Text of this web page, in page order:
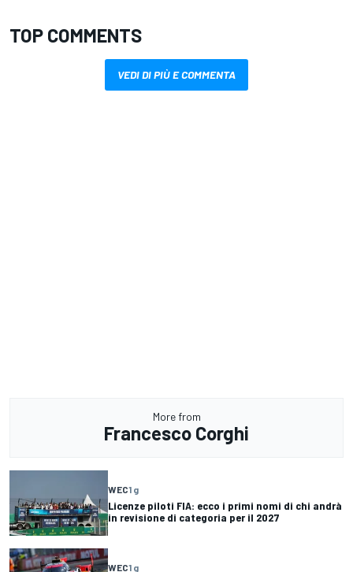
TOP COMMENTS
VEDI DI PIÙ E COMMENTA
More from
Francesco Corghi
WEC1 g
Licenze piloti FIA: ecco i primi nomi di chi andrà
in revisione di categoria per il 2027
WEC1 g